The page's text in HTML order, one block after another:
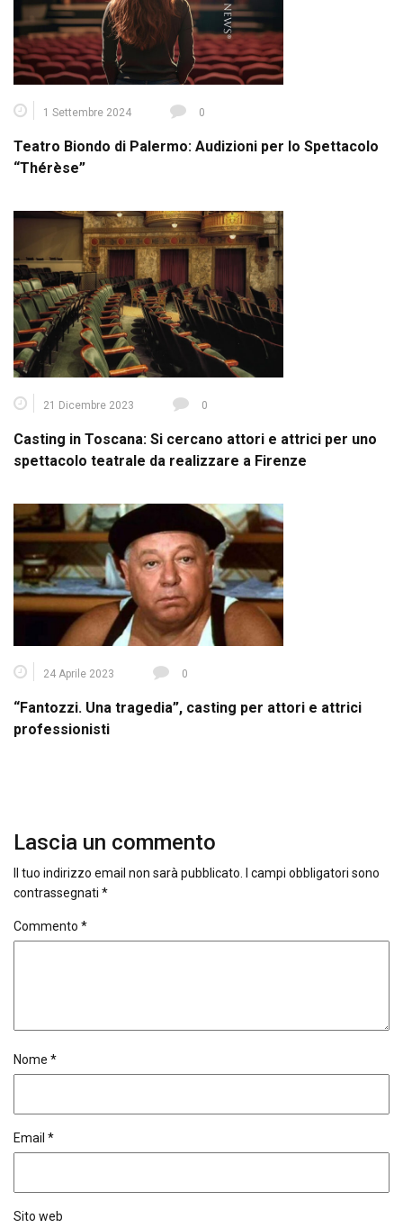
1 Settembre 2024 0
Teatro Biondo di Palermo: Audizioni per lo Spettacolo
“Thérèse”
21 Dicembre 2023 0
Casting in Toscana: Si cercano attori e attrici per uno
spettacolo teatrale da realizzare a Firenze
24 Aprile 2023 0
“Fantozzi. Una tragedia”, casting per attori e attrici
professionisti
Lascia un commento
Il tuo indirizzo email non sarà pubblicato.
I campi obbligatori sono
contrassegnati *
Commento *
Nome *
Email *
Sito web